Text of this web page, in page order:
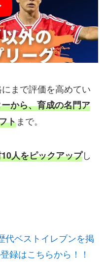
まで評価を高めてい
から、育成の名門ア
トまで。
人をピックアップし
代ベストイレブンを掲
録はこちらから！！